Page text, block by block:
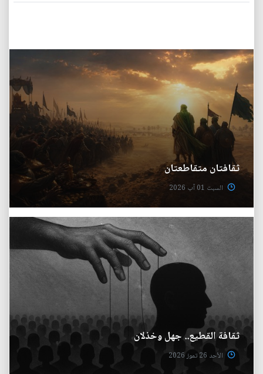
ثقافتان متقاطعتان
السبت 01 آب 2026
ثقافة القطيع.. جهل وخذلان
الأحد 26 تموز 2026